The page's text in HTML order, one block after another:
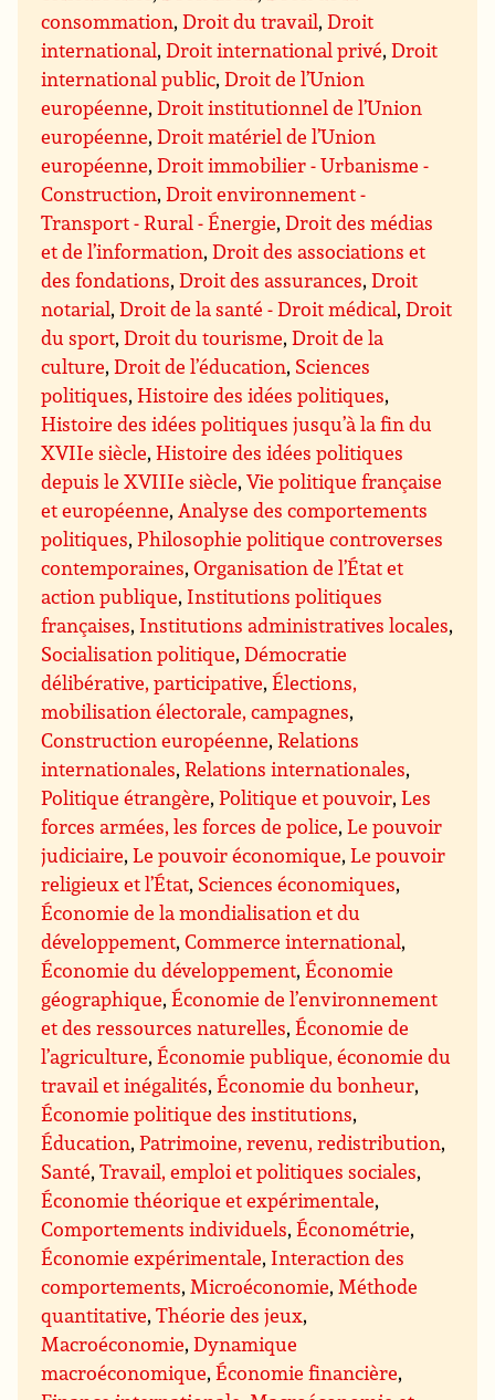
consommation,Droit du travail,Droit
international,Droit international privé,Droit
international public,Droit de l’Union
européenne,Droit institutionnel de l’Union
européenne,Droit matériel de l’Union
européenne,Droit immobilier - Urbanisme -
Construction,Droit environnement -
Transport - Rural - Énergie,Droit des médias
et de l’information,Droit des associations et
des fondations,Droit des assurances,Droit
notarial,Droit de la santé - Droit médical,Droit
du sport,Droit du tourisme,Droit de la
culture,Droit de l’éducation, Sciences
politiques,Histoire des idées politiques,
Histoire des idées politiques jusqu’à la fin du
XVIIe siècle,Histoire des idées politiques
depuis le XVIIIe siècle,Vie politique française
et européenne, Analyse des comportements
politiques,Philosophie politique controverses
contemporaines,Organisation de l’État et
action publique, Institutions politiques
françaises, Institutions administratives locales,
Socialisation politique,Démocratie
délibérative, participative,Élections,
mobilisation électorale, campagnes,
Construction européenne,Relations
internationales,Relations internationales,
Politique étrangère,Politique et pouvoir,Les
forces armées, les forces de police,Le pouvoir
judiciaire,Le pouvoir économique,Le pouvoir
religieux et l’État, Sciences économiques,
Économie de la mondialisation et du
développement,Commerce international,
Économie du développement,Économie
géographique,Économie de l’environnement
et des ressources naturelles,Économie de
l’agriculture,Économie publique, économie du
travail et inégalités,Économie du bonheur,
Économie politique des institutions,
Éducation,Patrimoine, revenu, redistribution,
Santé,Travail, emploi et politiques sociales,
Économie théorique et expérimentale,
Comportements individuels,Économétrie,
Économie expérimentale, Interaction des
comportements, Microéconomie, Méthode
quantitative,Théorie des jeux,
Macroéconomie,Dynamique
macroéconomique,Économie financière,